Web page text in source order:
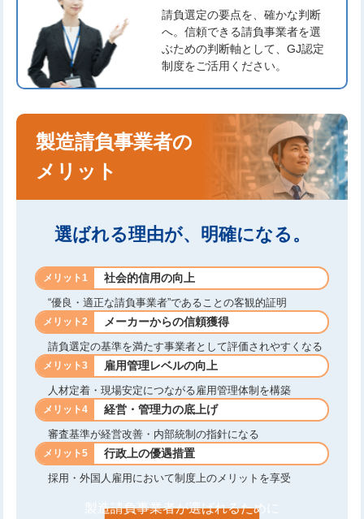
請負選定の要点を、確かな判断
へ。 信頼できる請負事業者を選
ぶための判断軸として、GJ認定
制度をご活用ください。
製造請負事業者の
メリット
選ばれる理由が、明確になる。
メリット1 社会的信用の向上
“優良・適正な請負事業者”であることの客観的証明
メリット2 メーカーからの信頼獲得
請負選定の基準を満たす事業者として評価されやすくなる
メリット3 雇用管理レベルの向上
人材定着・現場安定につながる雇用管理体制を構築
メリット4 経営・管理力の底上げ
審査基準が経営改善・内部統制の指針になる
メリット5 行政上の優遇措置
採用・外国人雇用において制度上のメリットを享受
製造請負事業者が選ばれるために